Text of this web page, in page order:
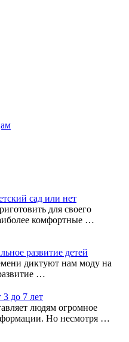
сад или нет
для своего
комфортные …
развитие детей
диктуют нам моду на
…
3 до 7 лет
людям огромное
Но несмотря …